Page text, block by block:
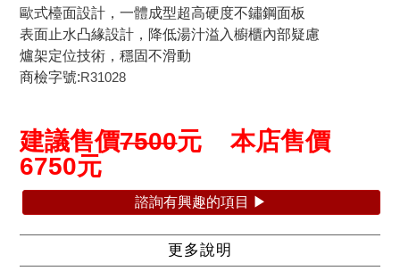
歐式檯面設計，一體成型超高硬度不鏽鋼面板
表面止水凸緣設計，降低湯汁溢入櫥櫃內部疑慮
爐架定位技術，穩固不滑動
商檢字號:R31028
建議售價7500元 本店售價
6750元
諮詢有興趣的項目 ▶
更多說明